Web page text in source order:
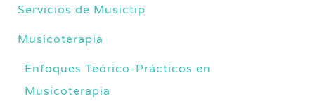
Servicios de Musictip
Musicoterapia
Enfoques Teórico-Prácticos en
Musicoterapia